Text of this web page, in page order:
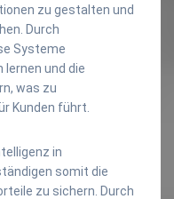
zu gestalten und
Durch
Systeme
lernen und die
was zu
Kunden führt.
in
somit die
zu sichern. Durch